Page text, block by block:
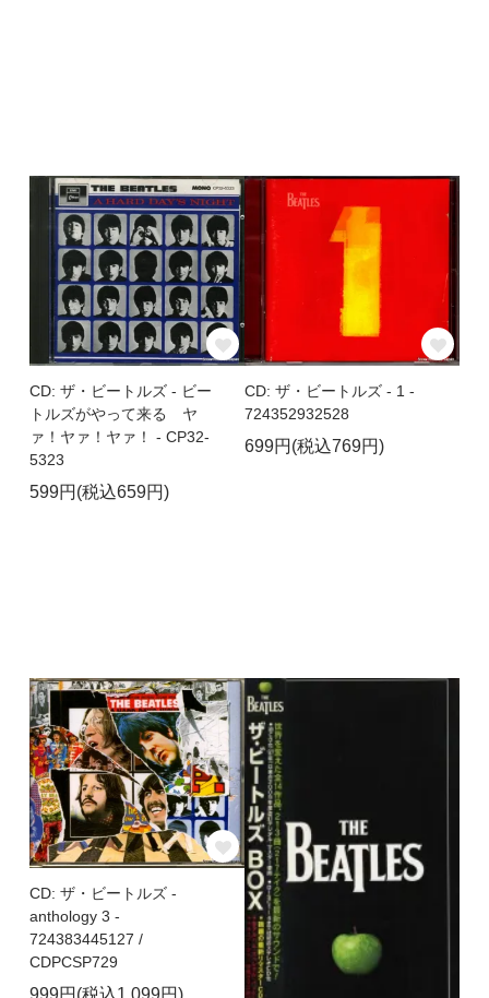
CD: ザ・ビートルズ - ビー
トルズがやって来る ヤ
ァ！ヤァ！ヤァ！ - CP32-
5323
599円(税込659円)
CD: ザ・ビートルズ - 1 -
724352932528
699円(税込769円)
CD: ザ・ビートルズ -
anthology 3 -
724383445127 /
CDPCSP729
999円(税込1,099円)